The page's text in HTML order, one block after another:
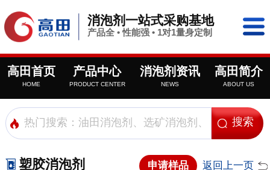
消泡剂一站式采购基地
产品全 • 性能强 • 1对1量身定制
高田首页
HOME
产品中心
PRODUCT CENTER
消泡剂资讯
NEWS
高田简介
ABOUT US
塑胶消泡剂 申请样品 返回上一页